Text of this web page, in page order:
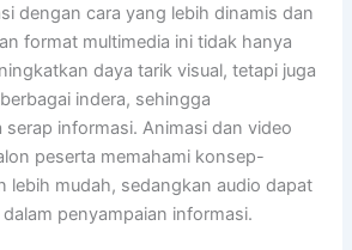
dengan cara yang lebih dinamis dan
format multimedia ini tidak hanya
daya tarik visual, tetapi juga
indera, sehingga
informasi. Animasi dan video
peserta memahami konsep-
lebih mudah, sedangkan audio dapat
penyampaian informasi.